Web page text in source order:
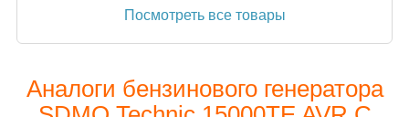
Посмотреть все товары
Аналоги бензинового генератора